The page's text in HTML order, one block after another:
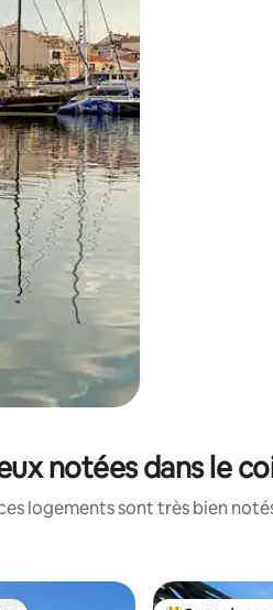
dessus et en les faisant glisser.
notées dans le
logements sont très bien